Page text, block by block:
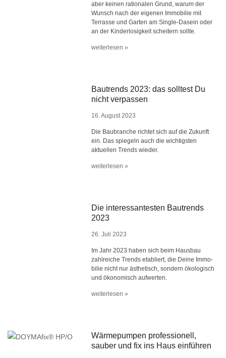
aber keinen rationalen Grund, warum der
Wunsch nach der eigenen Immobilie mit
Terrasse und Garten am Single-Dasein oder
an der Kinderlosigkeit scheitern sollte.
weiterlesen »
Bautrends 2023: das solltest Du
nicht verpassen
16. August 2023
Die Baubranche richtet sich auf die Zukunft
ein. Das spiegeln auch die wichtigsten
aktuellen Trends wieder.
weiterlesen »
Die interessantesten Bautrends
2023
26. Juli 2023
Im Jahr 2023 haben sich beim Hausbau
zahlreiche Trends etabliert, die Deine Immo-
bilie nicht nur ästhetisch, sondern ökologisch
und ökonomisch aufwerten.
weiterlesen »
Wärmepumpen professionell,
sauber und fix ins Haus einführen